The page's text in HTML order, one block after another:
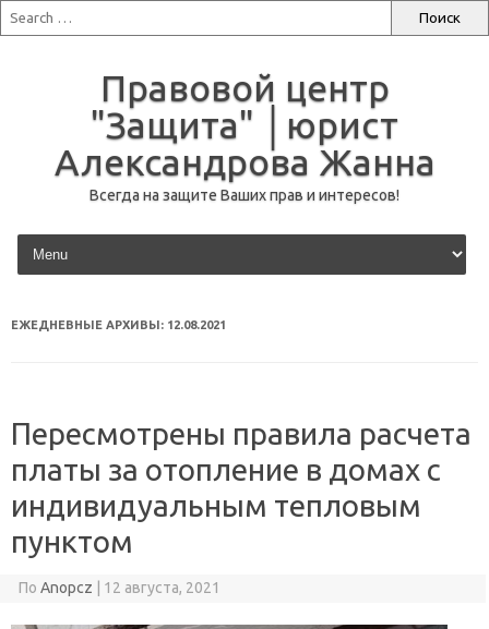
Правовой центр
"Защита" │юрист
Александрова Жанна
Всегда на защите Ваших прав и интересов!
перейти к содержанию
ЕЖЕДНЕВНЫЕ АРХИВЫ: 12.08.2021
Пересмотрены правила расчета
платы за отопление в домах с
индивидуальным тепловым
пунктом
По Anopcz 12 августа, 2021